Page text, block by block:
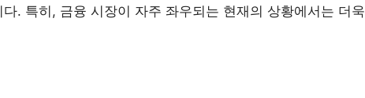
. 특히, 금융 시장이 자주 좌우되는 현재의 상황에서는 더욱